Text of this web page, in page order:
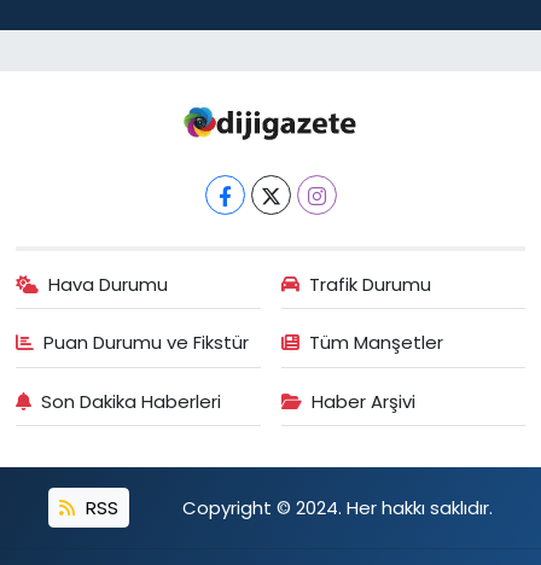
Hava Durumu Trafik Durumu
Puan Durumu ve Fikstür Tüm Manşetler
Son Dakika Haberleri Haber Arşivi
RSS Copyright © 2024. Her hakkı saklıdır.